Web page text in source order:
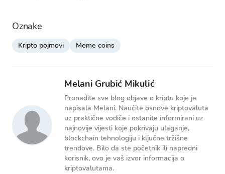
Oznake
Kripto pojmovi Meme coins
Melani Grubić Mikulić
Pronađite sve blog objave o kriptu koje je
napisala Melani. Naučite osnove kriptovaluta
uz praktične vodiče i ostanite informirani uz
najnovije vijesti koje pokrivaju ulaganje,
blockchain tehnologiju i ključne tržišne
trendove. Bilo da ste početnik ili napredni
korisnik, ovo je vaš izvor informacija o
kriptovalutama.